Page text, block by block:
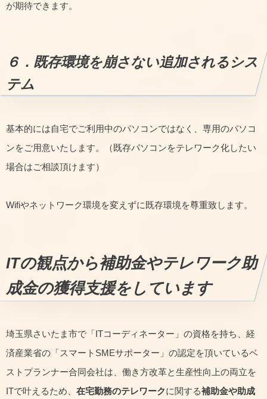
が期待できます。
６．既存環境を崩さない追加されるシス
テム
基本的には自宅でご利用中のパソコンではなく、専用のパソコ
ンをご用意いたします。（既存パソコンをテレワーク化したい
場合はご相談頂けます）
Wifiやネットワーク環境を変えずに既存環境を尊重致します。
ITの観点から補助金やテレワーク助
成金の獲得支援をしています
埼玉県さいたま市で「ITコーディネーター」の資格を持ち、経
済産業省の「スマートSMEサポーター」の認定を頂いているベ
ストプランナー合同会社は、働き方改革と生産性向上の両立を
ITで叶えるため、 在宅勤務のテレワークに関する補助金や助成